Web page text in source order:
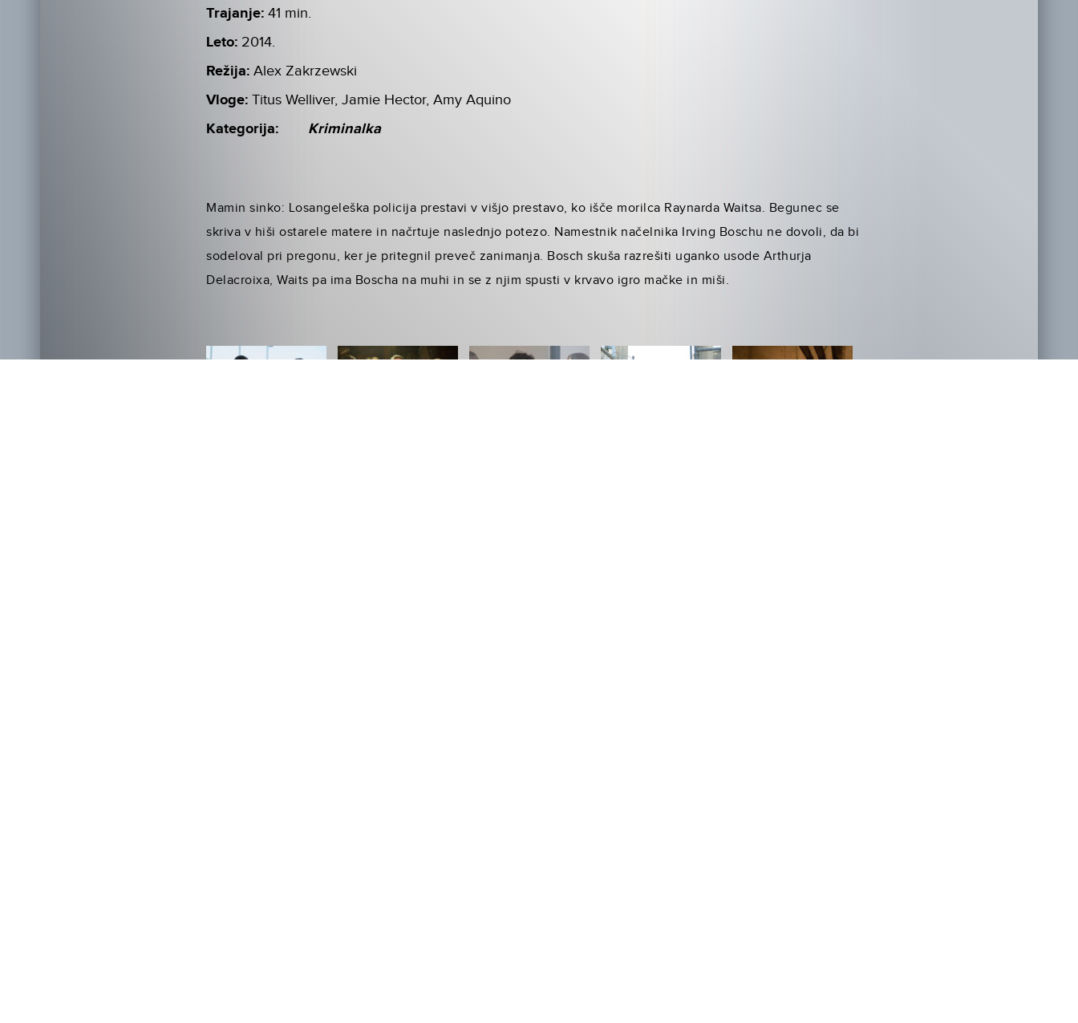
Trajanje: 41 min.
Leto: 2014.
Režija: Alex Zakrzewski
Vloge: Titus Welliver, Jamie Hector, Amy Aquino
Kategorija: Kriminalka
Mamin sinko: Losangeleška policija prestavi v višjo prestavo, ko išče morilca Raynarda Waitsa. Begunec se
skriva v hiši ostarele matere in načrtuje naslednjo potezo. Namestnik načelnika Irving Boschu ne dovoli, da bi
sodeloval pri pregonu, ker je pritegnil preveč zanimanja. Bosch skuša razrešiti uganko usode Arthurja
Delacroixa, Waits pa ima Boscha na muhi in se z njim spusti v krvavo igro mačke in miši.